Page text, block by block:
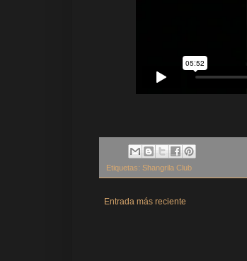
Etiquetas: Shangrila Club
Entrada más reciente